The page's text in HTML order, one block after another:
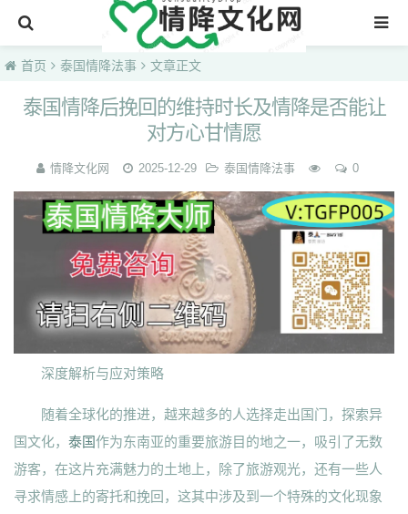
首页
首页 泰国情降法事 文章正文
泰国情降后挽回的维持时长及情降是否能让
对方心甘情愿
情降文化网 2025-12-29 泰国情降法事 0
深度解析与应对策略
随着全球化的推进，越来越多的人选择走出国门，探索异
国文化， 泰国作为东南亚的重要旅游目的地之一，吸引了无数
游客，在这片充满魅力的土地上，除了旅游观光，还有一些人
寻求情感上的寄托和挽回，这其中涉及到一个特殊的文化现象